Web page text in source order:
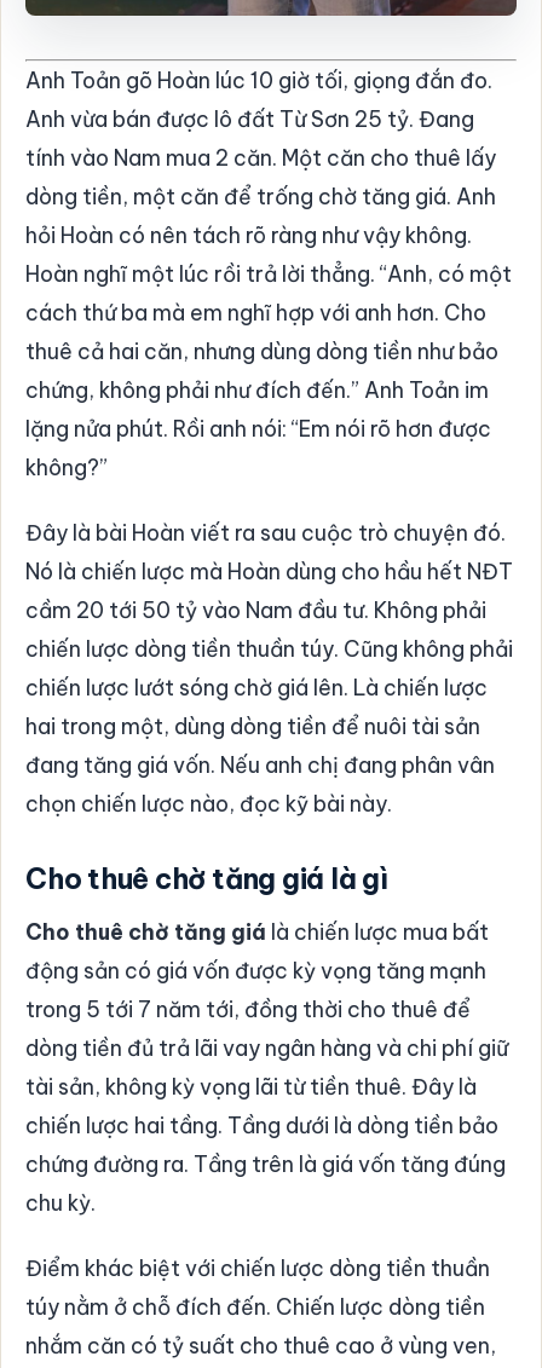
Anh Toản gõ Hoàn lúc 10 giờ tối, giọng đắn đo.
Anh vừa bán được lô đất Từ Sơn 25 tỷ. Đang
tính vào Nam mua 2 căn. Một căn cho thuê lấy
dòng tiền, một căn để trống chờ tăng giá. Anh
hỏi Hoàn có nên tách rõ ràng như vậy không.
Hoàn nghĩ một lúc rồi trả lời thẳng. “Anh, có một
cách thứ ba mà em nghĩ hợp với anh hơn. Cho
thuê cả hai căn, nhưng dùng dòng tiền như bảo
chứng, không phải như đích đến.” Anh Toản im
lặng nửa phút. Rồi anh nói: “Em nói rõ hơn được
không?”
Đây là bài Hoàn viết ra sau cuộc trò chuyện đó.
Nó là chiến lược mà Hoàn dùng cho hầu hết NĐT
cầm 20 tới 50 tỷ vào Nam đầu tư. Không phải
chiến lược dòng tiền thuần túy. Cũng không phải
chiến lược lướt sóng chờ giá lên. Là chiến lược
hai trong một, dùng dòng tiền để nuôi tài sản
đang tăng giá vốn. Nếu anh chị đang phân vân
chọn chiến lược nào, đọc kỹ bài này.
Cho thuê chờ tăng giá là gì
Cho thuê chờ tăng giá là chiến lược mua bất
động sản có giá vốn được kỳ vọng tăng mạnh
trong 5 tới 7 năm tới, đồng thời cho thuê để
dòng tiền đủ trả lãi vay ngân hàng và chi phí giữ
tài sản, không kỳ vọng lãi từ tiền thuê. Đây là
chiến lược hai tầng. Tầng dưới là dòng tiền bảo
chứng đường ra. Tầng trên là giá vốn tăng đúng
chu kỳ.
Điểm khác biệt với chiến lược dòng tiền thuần
túy nằm ở chỗ đích đến. Chiến lược dòng tiền
nhắm căn có tỷ suất cho thuê cao ở vùng ven,